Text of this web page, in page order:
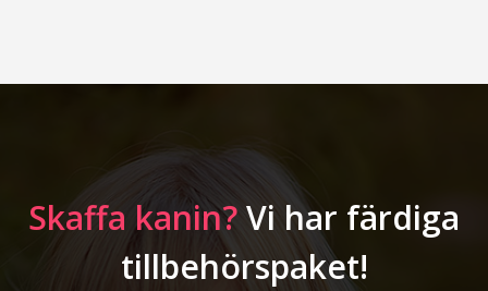
Skaffa kanin?Vi har färdiga
tillbehörspaket!